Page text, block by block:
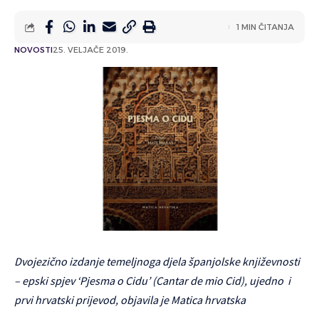
NOVOSTI25. VELJAČE 2019.
1 MIN ČITANJA
Dvojezično izdanje temeljnoga djela španjolske književnosti
– epski spjev ‘Pjesma o Cidu’ (Cantar de mio Cid), ujedno i
prvi hrvatski prijevod, objavila je Matica hrvatska